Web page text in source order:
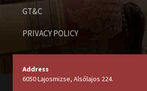
GT&C
PRIVACY POLICY
Address
6050 Lajosmizse, Alsólajos 224.